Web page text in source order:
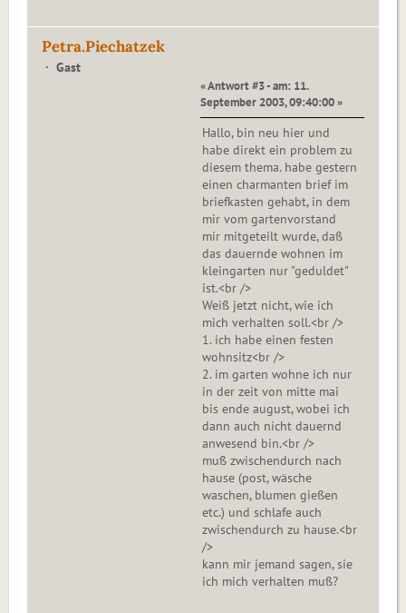
Petra.Piechatzek
Gast
« Antwort #3 - am: 11.
September 2003, 09:40:00 »
Hallo, bin neu hier und
habe direkt ein problem zu
diesem thema. habe gestern
einen charmanten brief im
briefkasten gehabt, in dem
mir vom gartenvorstand
mir mitgeteilt wurde, daß
das dauernde wohnen im
kleingarten nur "geduldet"
ist.<br />
Weiß jetzt nicht, wie ich
mich verhalten soll.<br />
1. ich habe einen festen
wohnsitz<br />
2. im garten wohne ich nur
in der zeit von mitte mai
bis ende august, wobei ich
dann auch nicht dauernd
anwesend bin.<br />
muß zwischendurch nach
hause (post, wäsche
waschen, blumen gießen
etc.) und schlafe auch
zwischendurch zu hause.<br
/>
kann mir jemand sagen, sie
ich mich verhalten muß?